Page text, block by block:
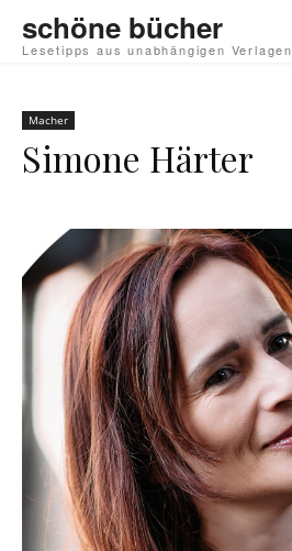
schöne bücher
Lesetipps aus unabhängigen Verlagen
Macher
Simone Härter